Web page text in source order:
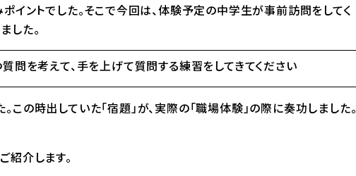
イントでした。そこで今回は、体験予定の中学生が事前訪問をしてく
した。
問を考えて、手を上げて質問する練習をしてきてください
の時出していた「宿題」が、実際の「職場体験」の際に奏功しました。
紹介します。